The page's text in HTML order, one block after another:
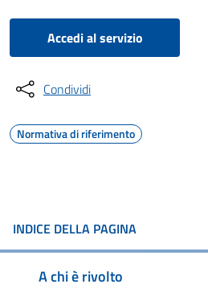
Accedi al servizio
Condividi
Normativa di riferimento
INDICE DELLA PAGINA
A chi è rivolto